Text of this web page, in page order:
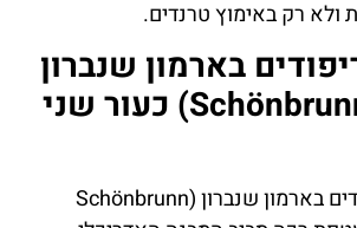
ולא רק באימוץ טרנדים.
בארמון שנברון
(Schönbrunn Palace) כעור שני
בדי הקיר והריפודים בארמון שנברון (Schönbrunn